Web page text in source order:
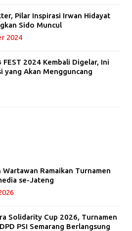
Pilar Inspirasi Irwan Hidayat
Sido Muncul
2024
FEST 2024 Kembali Digelar, Ini
yang Akan Mengguncang
Wartawan Ramaikan Turnamen
se-Jateng
Solidarity Cup 2026, Turnamen
PSI Semarang Berlangsung